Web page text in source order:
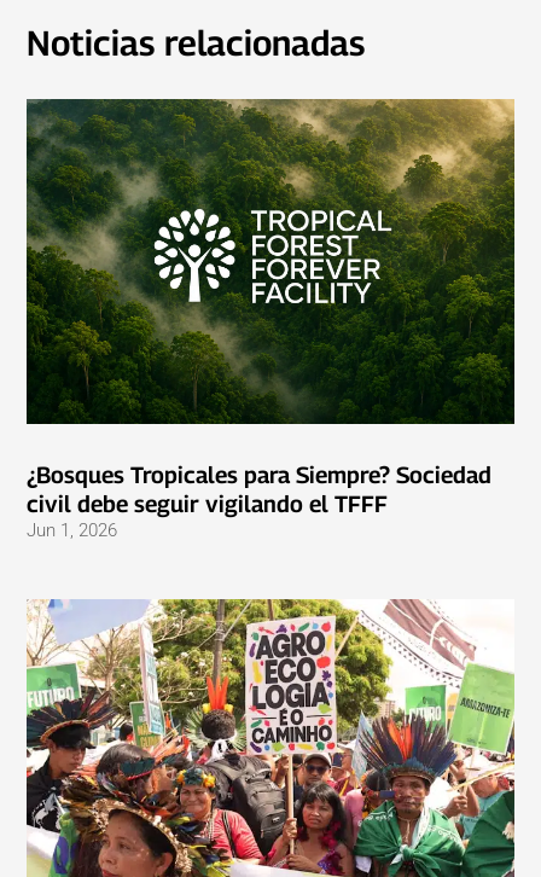
Noticias relacionadas
¿Bosques Tropicales para Siempre? Sociedad
civil debe seguir vigilando el TFFF
Jun 1, 2026